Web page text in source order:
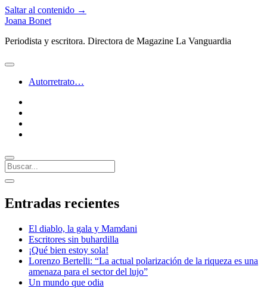
Saltar al contenido →
Joana Bonet
Periodista y escritora. Directora de Magazine La Vanguardia
abrir
Autorretrato…
Buscar
Barra
lateral
abrir
lateral
Entradas recientes
El diablo, la gala y Mamdani
Escritores sin buhardilla
¡Qué bien estoy sola!
Lorenzo Bertelli: “La actual polarización de la riqueza es una
amenaza para el sector del lujo”
Un mundo que odia